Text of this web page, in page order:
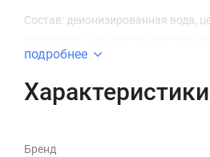
Состав: деионизированная вода,
подробнее
Характеристики
Бренд